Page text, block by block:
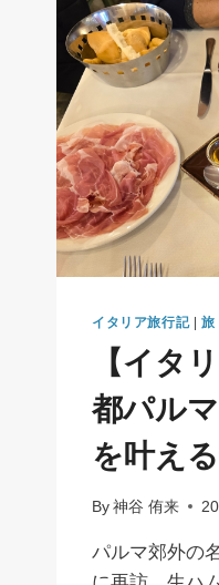
イタリア旅行記| 旅
【イタ
都パル
を叶え
By 神谷 侑来
パルマ郊外の